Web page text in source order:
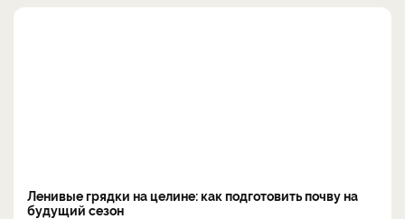
Ленивые грядки на целине: как подготовить почву на
будущий сезон